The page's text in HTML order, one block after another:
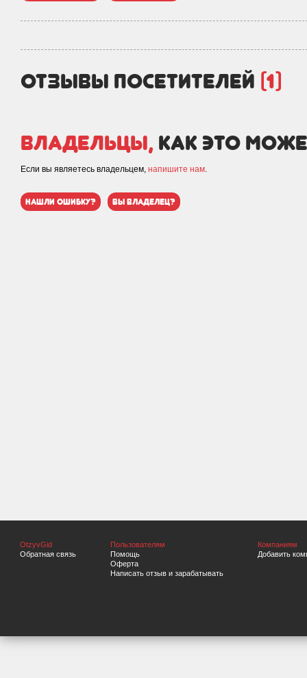
отзывы посетителей (1)
Владельцы, как это
Если вы являетесь владельцем, напишите нам.
нашли ошибку? вы владелец?
OtzyvGid
Обратная связь
Пользователям
Помощь
Оферта
Написать отзыв и зарабатывать
Компаниям
Добавить